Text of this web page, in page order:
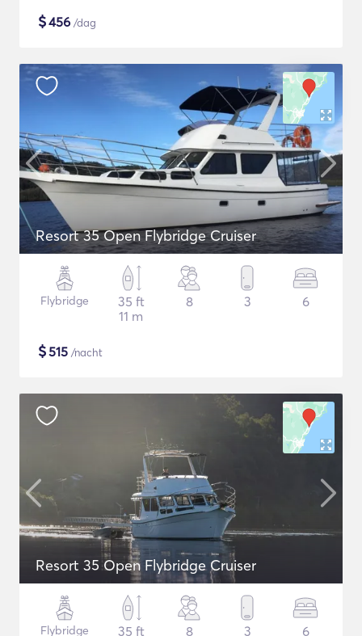
$456 /dag
Resort 35 Open Flybridge Cruiser
Flybridge
35 ft
11 m
8 3 6
$515 /nacht
Resort 35 Open Flybridge Cruiser
Flybridge
35 ft
8 3 6